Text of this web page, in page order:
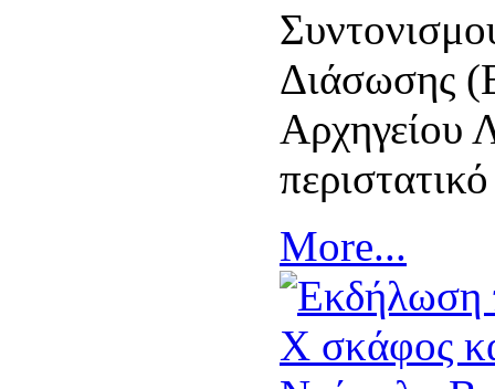
Διάσωσης
More...